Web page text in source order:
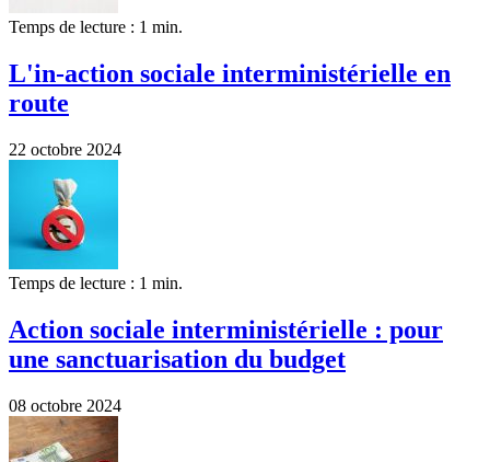
Temps de lecture : 1 min.
L'in-action sociale interministérielle en
route
22 octobre 2024
Temps de lecture : 1 min.
Action sociale interministérielle : pour
une sanctuarisation du budget
08 octobre 2024